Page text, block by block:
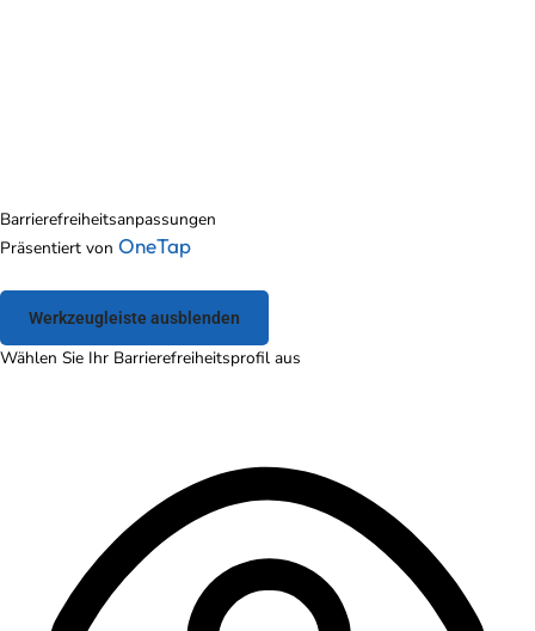
Barrierefreiheitsanpassungen
Präsentiert von OneTap
Werkzeugleiste ausblenden
Wählen Sie Ihr Barrierefreiheitsprofil aus